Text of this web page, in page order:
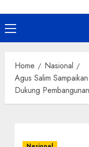
Primary
Menu
Home
Nasional
Agus Salim
Dukung